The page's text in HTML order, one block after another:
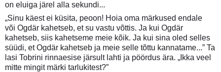
on eluiga järel alla sekundi...
„Sinu käest ei küsita, peoon! Hoia oma märkused endale
või Ogdär kahetseb, et su vastu võttis. Ja kui Ogdär
kahetseb, siis kahetseme meie kõik. Ja kui sina oled selles
süüdi, et Ogdär kahetseb ja meie selle tõttu kannatame...” Ta
lasi Tobrini rinnaesise järsult lahti ja pöördus ära. „Ikka veel
mitte mingit märki tarlukitest?”